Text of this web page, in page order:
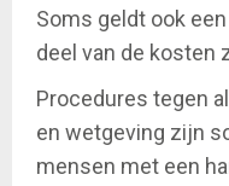
Soms geldt ook
deel van de kosten
Procedures tegen
en wetgeving zijn
mensen met een